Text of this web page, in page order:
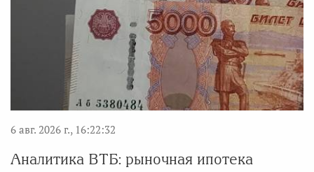
6 авг. 2026 г., 16:22:32
Аналитика ВТБ: рыночная ипотека